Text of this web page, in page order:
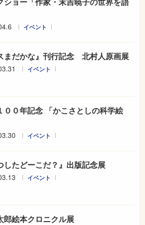
イベント
まだかな』刊行記念 北村人原画展
イベント
００年記念 「かこさとしの科学絵
イベント
したどーこだ？』出版記念展
イベント
郎絵本クロニクル展